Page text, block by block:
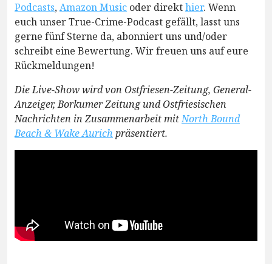
Podcasts,Amazon Music oder direkthier. Wenn
euch unser True-Crime-Podcast gefällt, lasst uns
gerne fünf Sterne da, abonniert uns und/oder
schreibt eine Bewertung. Wir freuen uns auf eure
Rückmeldungen!
Die Live-Show wird von Ostfriesen-Zeitung, General-
Anzeiger, Borkumer Zeitung und Ostfriesischen
Nachrichten in Zusammenarbeit mitNorth Bound
Beach & Wake Aurich präsentiert.